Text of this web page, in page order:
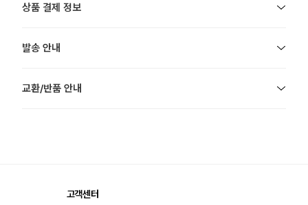
상품 결제 정보
발송 안내
교환/반품 안내
고객센터